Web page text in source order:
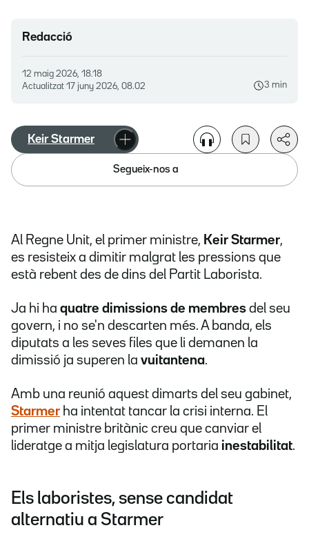
Redacció
12 maig 2026, 18.18
Actualitzat 17 juny 2026, 08.02 3 min
Keir Starmer
Segueix-nos a
Al Regne Unit, el primer ministre, Keir Starmer,
es resisteix a dimitir malgrat les pressions que
està rebent des de dins del Partit Laborista.
Ja hi ha quatre dimissions de membres del seu
govern, i no se'n descarten més. A banda, els
diputats a les seves files que li demanen la
dimissió ja superen la vuitantena.
Amb una reunió aquest dimarts del seu gabinet,
Starmer ha intentat tancar la crisi interna. El
primer ministre britànic creu que canviar el
lideratge a mitja legislatura portaria inestabilitat.
Els laboristes, sense candidat
alternatiu a Starmer